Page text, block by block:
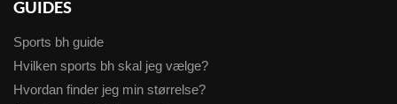
GUIDES
Sports bh guide
Hvilken sports bh skal jeg vælge?
Hvordan finder jeg min størrelse?